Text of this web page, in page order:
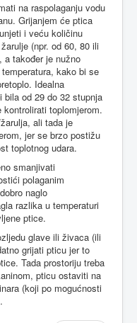
na raspolaganju vodu
Grijanjem će ptica
i veću količinu
(npr. od 60, 80 ili
a također je nužno
kako bi se
Idealna
bila od 29 do 32 stupnja
toplomjerom.
ali tada je
jer se brzo postižu
toplotnog udara.
smanjivati
polaganim
naglo
razlika u temperaturi
ptice.
glave ili živaca (ili
grijati pticu jer to
Tada prostoriju treba
pticu ostaviti na
(koji po mogućnosti